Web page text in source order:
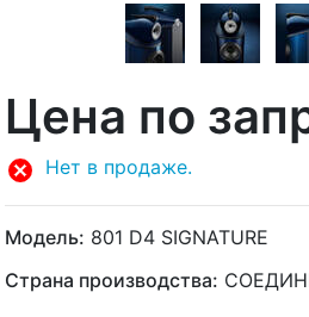
Цена по
Нет в продаже.
Модель: 801 D4 SIGNATURE
Страна производства: